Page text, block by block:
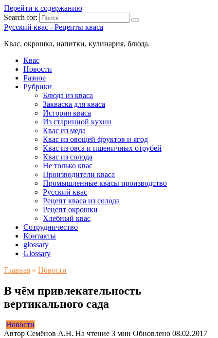
Перейти к содержанию
Search for:
Русский квас - Рецепты кваса
Квас, окрошка, напитки, кулинария, блюда.
Квас
Новости
Разное
Рубрики
Блюда из кваса
Закваска для кваса
История кваса
Из старинной кухни
Квас из меда
Квас из овощей фруктов и ягод
Квас из овса и пшеничных отрубей
Квас из солода
Не только квас
Производители кваса
Промышленные квасы производство
Русский квас
Рецепт кваса из солода
Рецепт окрошки
Хлебный квас
Сотрудничество
Контакты
glossary
Glossary
Главная » Новости
В чём привлекательность
вертикального сада
Новости
Автор Семёнов А.Н. На чтение 3 мин Обновлено 08.02.2017